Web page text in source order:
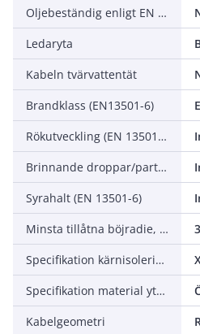
Oljebeständig enligt EN IEC 60811-404
Ledaryta
Kabeln tvärvattentät
Brandklass (EN13501-6)
Rökutveckling (EN 13501-6)
Brinnande droppar/partiklar (EN 13501-6)
Syrahalt (EN 13501-6)
Minsta tillåtna böjradie, stationär tillämpning/permanent installation
Specifikation kärnisolering
Specifikation material yttre mantel
Kabelgeometri